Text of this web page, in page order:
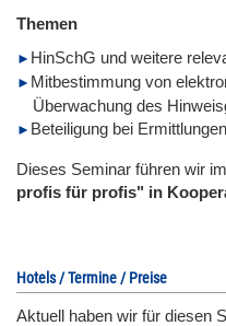
Themen
HinSchG und weitere
Mitbestimmung von
Überwachung des
Beteiligung bei
Dieses Seminar führen wir
profis für profis" in
Hotels / Termine / Preise
Aktuell haben wir für diesen